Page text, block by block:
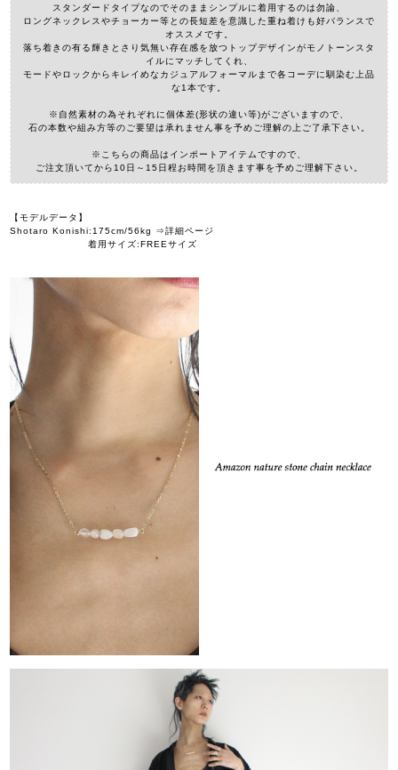
スタンダードタイプなのでそのままシンプルに着用するのは勿論、
ロングネックレスやチョーカー等との長短差を意識した重ね着けも好バランスで
オススメです。
落ち着きの有る輝きとさり気無い存在感を放つトップデザインがモノトーンスタ
イルにマッチしてくれ、
モードやロックからキレイめなカジュアルフォーマルまで各コーデに馴染む上品
な1本です。
※自然素材の為それぞれに個体差(形状の違い等)がございますので、
石の本数や組み方等のご要望は承れません事を予めご理解の上ご了承下さい。
※こちらの商品はインポートアイテムですので、
ご注文頂いてから10日～15日程お時間を頂きます事を予めご理解下さい。
【モデルデータ】
Shotaro Konishi:175cm/56kg ⇒詳細ページ
着用サイズ:FREEサイズ